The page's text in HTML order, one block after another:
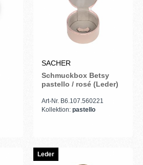
SACHER
Schmuckbox Betsy
pastello / rosé (Leder)
Art-Nr. B6.107.560221
Kollektion: pastello
Leder